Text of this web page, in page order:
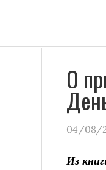
О
04/08/
Из